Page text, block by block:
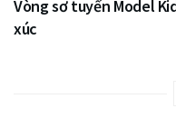
Vòng sơ tuyển Model
xúc